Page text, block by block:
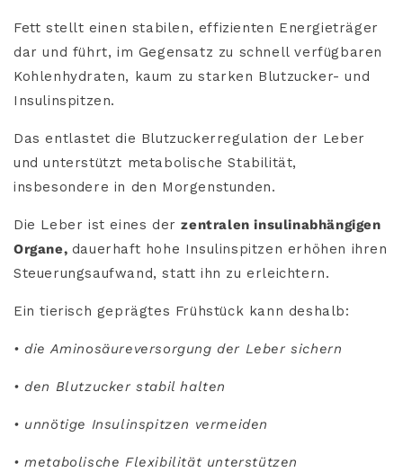
Fett stellt einen stabilen, effizienten Energieträger
dar und führt, im Gegensatz zu schnell verfügbaren
Kohlenhydraten, kaum zu starken Blutzucker- und
Insulinspitzen.
Das entlastet die Blutzuckerregulation der Leber
und unterstützt metabolische Stabilität,
insbesondere in den Morgenstunden.
Die Leber ist eines derzentralen insulinabhängigen
Organe, dauerhaft hohe Insulinspitzen erhöhen ihren
Steuerungsaufwand, statt ihn zu erleichtern.
Ein tierisch geprägtes Frühstück kann deshalb:
• die Aminosäureversorgung der Leber sichern
• den Blutzucker stabil halten
• unnötige Insulinspitzen vermeiden
• metabolische Flexibilität unterstützen